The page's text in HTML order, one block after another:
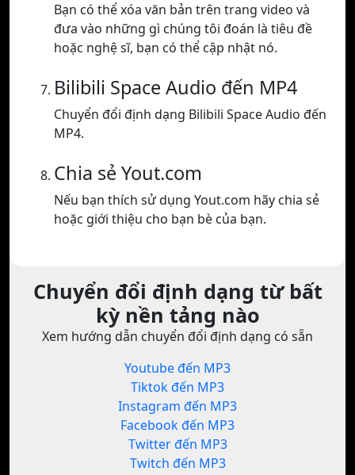
Bạn có thể xóa văn bản trên trang video và
đưa vào những gì chúng tôi đoán là tiêu đề
hoặc nghệ sĩ, bạn có thể cập nhật nó.
Bilibili Space Audio đến MP4
Chuyển đổi định dạng Bilibili Space Audio đến
MP4.
Chia sẻ Yout.com
Nếu bạn thích sử dụng Yout.com hãy chia sẻ
hoặc giới thiệu cho bạn bè của bạn.
Chuyển đổi định dạng từ bất
kỳ nền tảng nào
Xem hướng dẫn chuyển đổi định dạng có sẵn
Youtube đến MP3
Tiktok đến MP3
Instagram đến MP3
Facebook đến MP3
Twitter đến MP3
Twitch đến MP3